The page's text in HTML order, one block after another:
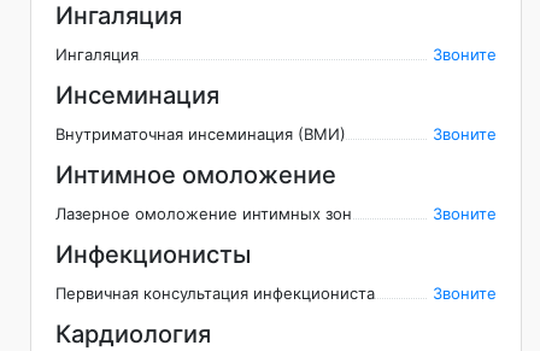
Ингаляция
Ингаляция Звоните
Инсеминация
Внутриматочная инсеминация (ВМИ) Звоните
Интимное омоложение
Лазерное омоложение интимных зон Звоните
Инфекционисты
Первичная консультация инфекциониста Звоните
Кардиология